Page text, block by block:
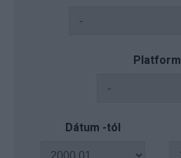
Platform
Dátum -tól